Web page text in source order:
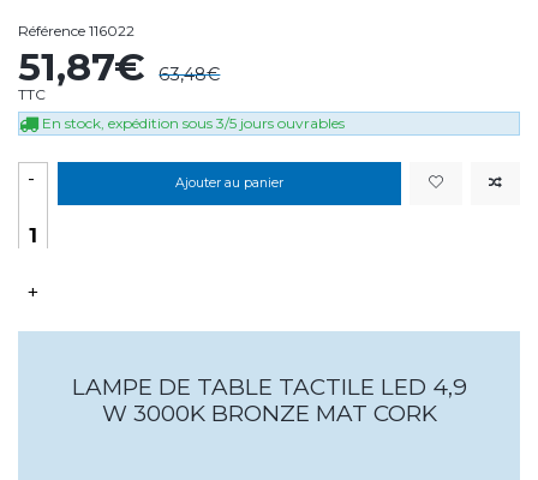
Référence 116022
51,87€ 63,48€
TTC
En stock, expédition sous 3/5 jours ouvrables
-
+
Ajouter au panier
LAMPE DE TABLE TACTILE LED 4,9
W 3000K BRONZE MAT CORK